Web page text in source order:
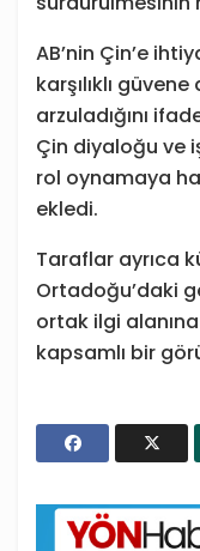
AB’nin Çin’e
karşılıklı
arzuladığını
Çin diyaloğu ve
rol oynamaya
ekledi.
Taraflar ayrıca
Ortadoğu’daki
ortak ilgi
kapsamlı bir